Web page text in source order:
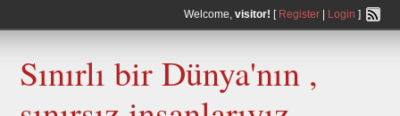
Welcome, visitor! [ Register| Login ]
Sınırlı bir Dünya'nın ,